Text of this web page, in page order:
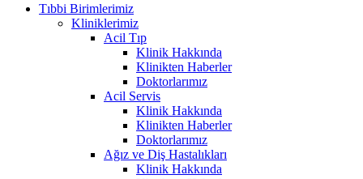
Tıbbi Birimlerimiz
Kliniklerimiz
Acil Tıp
Klinik Hakkında
Klinikten Haberler
Doktorlarımız
Acil Servis
Klinik Hakkında
Klinikten Haberler
Doktorlarımız
Ağız ve Diş Hastalıkları
Klinik Hakkında